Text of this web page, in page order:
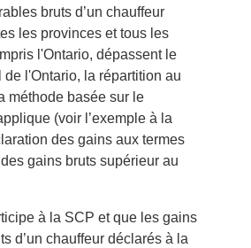
bruts d’un chauffeur
les provinces et tous les
l'Ontario, dépassent le
de l'Ontario, la répartition au
méthode basée sur le
(voir l’exemple à la
des gains aux termes
gains bruts supérieur au
à la SCP et que les gains
d’un chauffeur déclarés à la